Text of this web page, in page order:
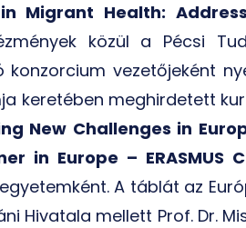
Migrant Health:
közül a Pécsi
vezetőjeként
keretében meghirdetett
New Challenges in
in Europe –
A táblát az
Hivatala mellett Prof. Dr.